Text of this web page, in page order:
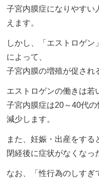
子宮内膜症になりやすい
えます。
しかし、「エストロゲン
によって、
子宮内膜の増殖が促され
エストロゲンの働きは若
子宮内膜症は20～40代
減少します。
また、妊娠・出産をする
閉経後に症状がなくなっ
なお、「性行為のしすぎ